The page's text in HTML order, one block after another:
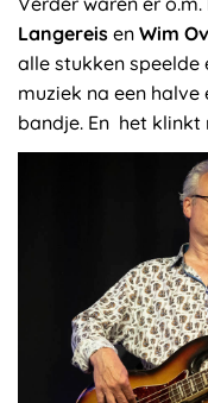
Langereis en Wim
alle stukken speelde
muziek na een halve
bandje. En het klinkt